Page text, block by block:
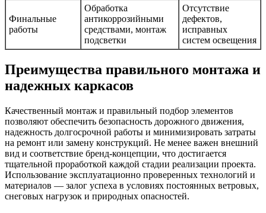
Финальные
работы
Обработка
антикоррозийными
средствами, монтаж
подсветки
Отсутствие
дефектов,
исправных
систем освещения
Преимущества правильного монтажа и
надежных каркасов
Качественный монтаж и правильный подбор элементов
позволяют обеспечить безопасность дорожного движения,
надежность долгосрочной работы и минимизировать затраты
на ремонт или замену конструкций. Не менее важен внешний
вид и соответствие бренд-концепции, что достигается
тщательной проработкой каждой стадии реализации проекта.
Использование эксплуатационно проверенных технологий и
материалов — залог успеха в условиях постоянных ветровых,
снеговых нагрузок и природных опасностей.